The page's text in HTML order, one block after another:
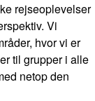
rejseoplevelser
Vi
hvor vi er
til grupper i alle
netop den